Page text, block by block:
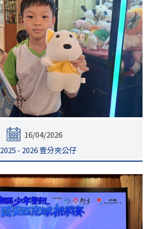
16/04/2026
2025 - 2026 壹分夾公仔